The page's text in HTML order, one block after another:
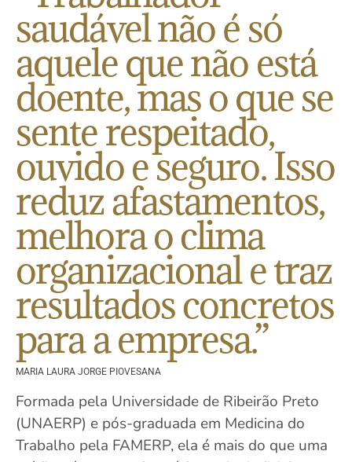
saudável não é só
aquele que não está
doente, mas o que se
sente respeitado,
ouvido e seguro. Isso
reduz afastamentos,
melhora o clima
organizacional e traz
resultados concretos
para a empresa.”
MARIA LAURA JORGE PIOVESANA
Formada pela Universidade de Ribeirão Preto
(UNAERP) e pós-graduada em Medicina do
Trabalho pela FAMERP, ela é mais do que uma